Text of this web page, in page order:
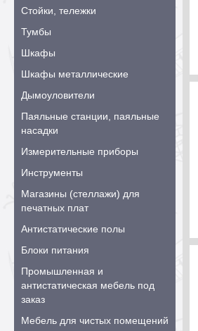
Стойки, тележки
Тумбы
Шкафы
Шкафы металлические
Дымоуловители
Паяльные станции, паяльные
насадки
Измерительные приборы
Инструменты
Магазины (стеллажи) для
печатных плат
Антистатические полы
Блоки питания
Промышленная и
антистатическая мебель под
заказ
Мебель для чистых помещений